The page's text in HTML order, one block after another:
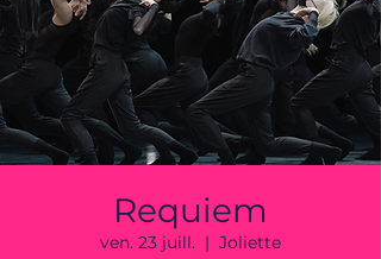
Requiem
ven. 23 juill.
  |
Joliette